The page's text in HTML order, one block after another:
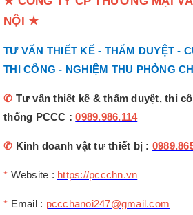
NỘI ★
TƯ VẤN THIẾT KẾ - THẨM DUYỆT -
THI CÔNG - NGHIỆM THU PHÒNG
✆ Tư vấn thiết kế & thẩm duyệt, thi
thống PCCC :0989.986.114
✆ Kinh doanh vật tư thiết bị :
* Website : https://pccchn.vn
* Email : pccchanoi247@gmail.com